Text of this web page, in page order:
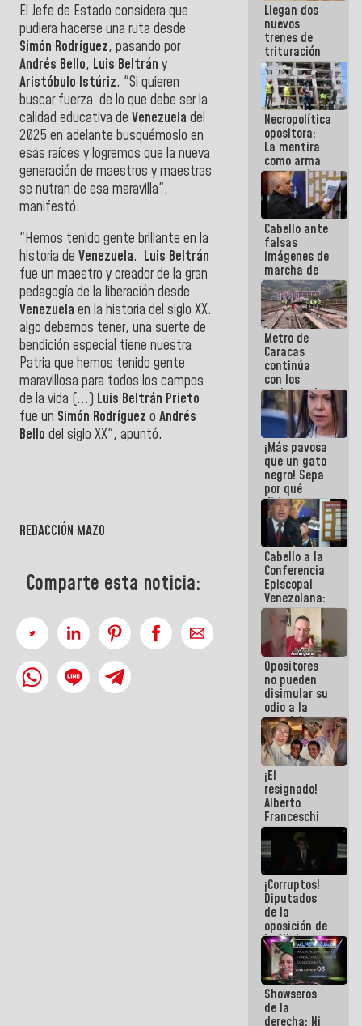
El Jefe de Estado considera que
pudiera hacerse una ruta desde
Simón Rodríguez, pasando por
Andrés Bello, Luis Beltrán y
Aristóbulo Istúriz. "Si quieren
buscar fuerza de lo que debe ser la
calidad educativa de Venezuela del
2025 en adelante busquémoslo en
esas raíces y logremos que la nueva
generación de maestros y maestras
se nutran de esa maravilla",
manifestó.
"Hemos tenido gente brillante en la
historia de Venezuela. Luis Beltrán
fue un maestro y creador de la gran
pedagogía de la liberación desde
Venezuela en la historia del siglo XX.
algo debemos tener, una suerte de
bendición especial tiene nuestra
Patria que hemos tenido gente
maravillosa para todos los campos
de la vida (...) Luis Beltrán Prieto
fue un Simón Rodríguez o Andrés
Bello del siglo XX", apuntó.
REDACCIÓN MAZO
Comparte esta noticia:
Llegan dos
nuevos
trenes de
trituración
para
optimizar
manejo de
escombros
en La Guaira
Necropolítica
opositora:
La mentira
como arma
contra el
Pueblo
Cabello ante
falsas
imágenes de
marcha de
extremistas:
Son unos
coberos,
viven de la
mentira
Metro de
Caracas
continúa
con los
trabajos de
mantenimiento
e inspección
en la Línea 2
¡Más pavosa
que un gato
negro! Sepa
por qué
dirigentes
opositores
se
desmarcan
de La Sayo
Cabello a la
Conferencia
Episcopal
Venezolana:
Son unos
inmorales,
ni una
botella de
agua han
llevado
Opositores
no pueden
disimular su
odio a la
paz del
pueblo
¡El
resignado!
Alberto
Franceschi
muestra su
frustración
ante
burguesía
de siempre
¡Corruptos!
Diputados
de la
oposición de
la AN de
2015
derrocharon
el dinero de
los
venezolanos
Showseros
de la
derecha: Ni